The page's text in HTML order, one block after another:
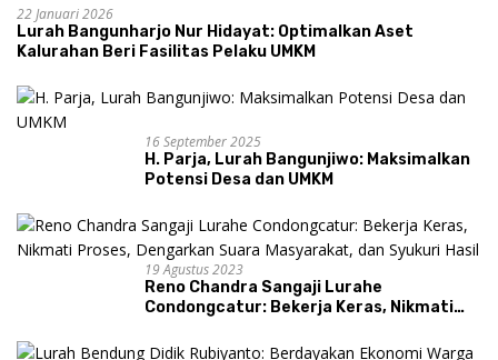
22 Januari 2026
Lurah Bangunharjo Nur Hidayat: Optimalkan Aset
Kalurahan Beri Fasilitas Pelaku UMKM
16 September 2025
H. Parja, Lurah Bangunjiwo: Maksimalkan
Potensi Desa dan UMKM
19 Agustus 2023
Reno Chandra Sangaji Lurahe
Condongcatur: Bekerja Keras, Nikmati
dan Syukuri Hasil